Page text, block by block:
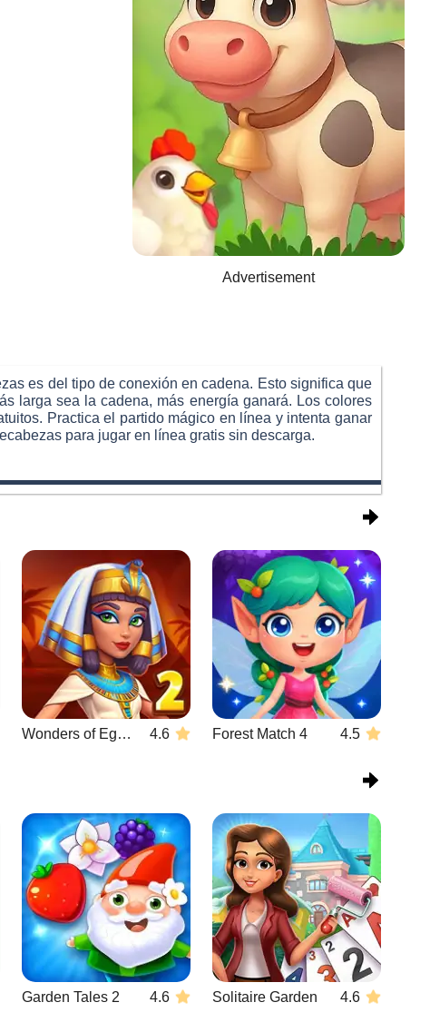
Advertisement
es del tipo de conexión en cadena. Esto significa que
larga sea la cadena, más energía ganará. Los colores
Practica el partido mágico en línea y intenta ganar
para jugar en línea gratis sin descarga.
Wonders of Egypt Match 2 4.6 Forest Match 4 4.5
Garden Tales 2 4.6 Solitaire Garden 4.6